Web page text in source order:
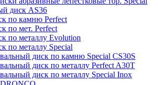
диск AS36
по камню Perfect
по мет. Perfect
по металлу Evolution
по металлу Special
диск по камню Special CS30S
диск по металлу Perfect A30T
диск по металлу Special Inox